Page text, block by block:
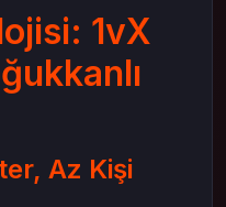
Arama
Et
1vX
Az Kişi